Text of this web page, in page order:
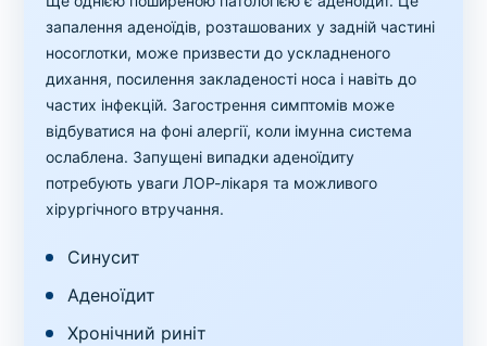
запалення аденоїдів, розташованих у задній частині
носоглотки, може призвести до ускладненого
дихання, посилення закладеності носа і навіть до
частих інфекцій. Загострення симптомів може
відбуватися на фоні алергії, коли імунна система
ослаблена. Запущені випадки аденоїдиту
потребують уваги ЛОР-лікаря та можливого
хірургічного втручання.
Синусит
Аденоїдит
Хронічний риніт